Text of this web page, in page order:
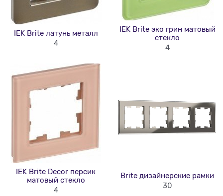
IEK Brite латунь металл
4
IEK Brite эко грин матовый
стекло
4
IEK Brite Decor персик
матовый стекло
4
Brite дизайнерские рамки
30